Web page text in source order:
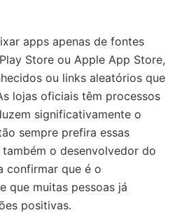
apps apenas de fontes
Store ou Apple App Store,
ou links aleatórios que
lojas oficiais têm processos
significativamente o
sempre prefira essas
o desenvolvedor do
confirmar que é o
que muitas pessoas já
positivas.